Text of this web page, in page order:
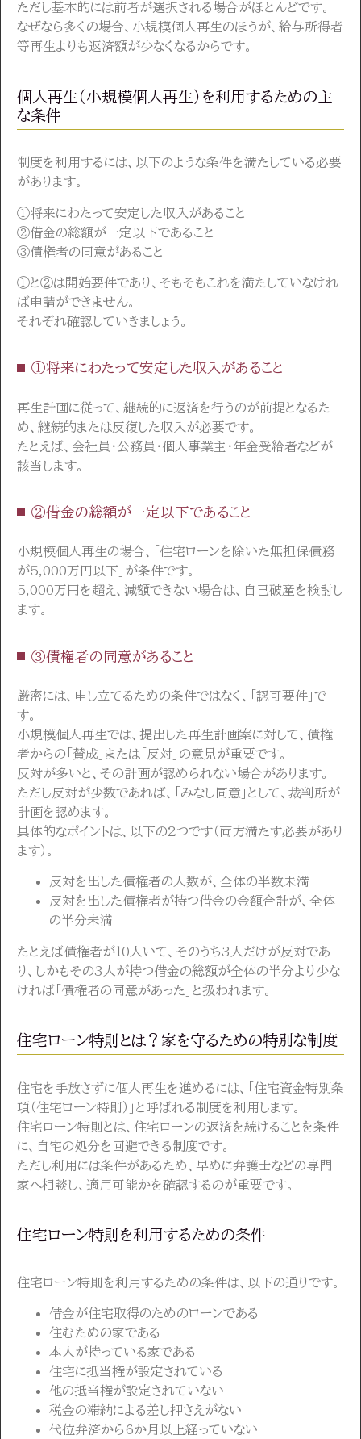
ただし基本的には前者が選択される場合がほとんどです。
なぜなら多くの場合、小規模個人再生のほうが、給与所得者
等再生よりも返済額が少なくなるからです。
個人再生（小規模個人再生）を利用するための主
な条件
制度を利用するには、以下のような条件を満たしている必要
があります。
①将来にわたって安定した収入があること
②借金の総額が一定以下であること
③債権者の同意があること
①と②は開始要件であり、そもそもこれを満たしていなけれ
ば申請ができません。
それぞれ確認していきましょう。
①将来にわたって安定した収入があること
再生計画に従って、継続的に返済を行うのが前提となるた
め、継続的または反復した収入が必要です。
たとえば、会社員・公務員・個人事業主・年金受給者などが
該当します。
②借金の総額が一定以下であること
小規模個人再生の場合、「住宅ローンを除いた無担保債務
が5,000万円以下」が条件です。
5,000万円を超え、減額できない場合は、自己破産を検討し
ます。
③債権者の同意があること
厳密には、申し立てるための条件ではなく、「認可要件」で
す。
小規模個人再生では、提出した再生計画案に対して、債権
者からの「賛成」または「反対」の意見が重要です。
反対が多いと、その計画が認められない場合があります。
ただし反対が少数であれば、「みなし同意」として、裁判所が
計画を認めます。
具体的なポイントは、以下の2つです（両方満たす必要があり
ます）。
反対を出した債権者の人数が、全体の半数未満
反対を出した債権者が持つ借金の金額合計が、全体
の半分未満
たとえば債権者が10人いて、そのうち3人だけが反対であ
り、しかもその3人が持つ借金の総額が全体の半分より少な
ければ「債権者の同意があった」と扱われます。
住宅ローン特則とは？家を守るための特別な制度
住宅を手放さずに個人再生を進めるには、「住宅資金特別条
項（住宅ローン特則）」と呼ばれる制度を利用します。
住宅ローン特則とは、住宅ローンの返済を続けることを条件
に、自宅の処分を回避できる制度です。
ただし利用には条件があるため、早めに弁護士などの専門
家へ相談し、適用可能かを確認するのが重要です。
住宅ローン特則を利用するための条件
住宅ローン特則を利用するための条件は、以下の通りです。
借金が住宅取得のためのローンである
住むための家である
本人が持っている家である
住宅に抵当権が設定されている
他の抵当権が設定されていない
税金の滞納による差し押さえがない
代位弁済から6か月以上経っていない